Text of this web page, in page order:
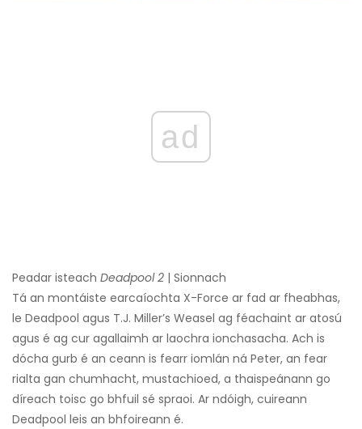
ad
Peadar isteach Deadpool 2 | Sionnach
Tá an montáiste earcaíochta X-Force ar fad ar fheabhas,
le Deadpool agus T.J. Miller’s Weasel ag féachaint ar atosú
agus é ag cur agallaimh ar laochra ionchasacha. Ach is
dócha gurb é an ceann is fearr iomlán ná Peter, an fear
rialta gan chumhacht, mustachioed, a thaispeánann go
díreach toisc go bhfuil sé spraoi. Ar ndóigh, cuireann
Deadpool leis an bhfoireann é.